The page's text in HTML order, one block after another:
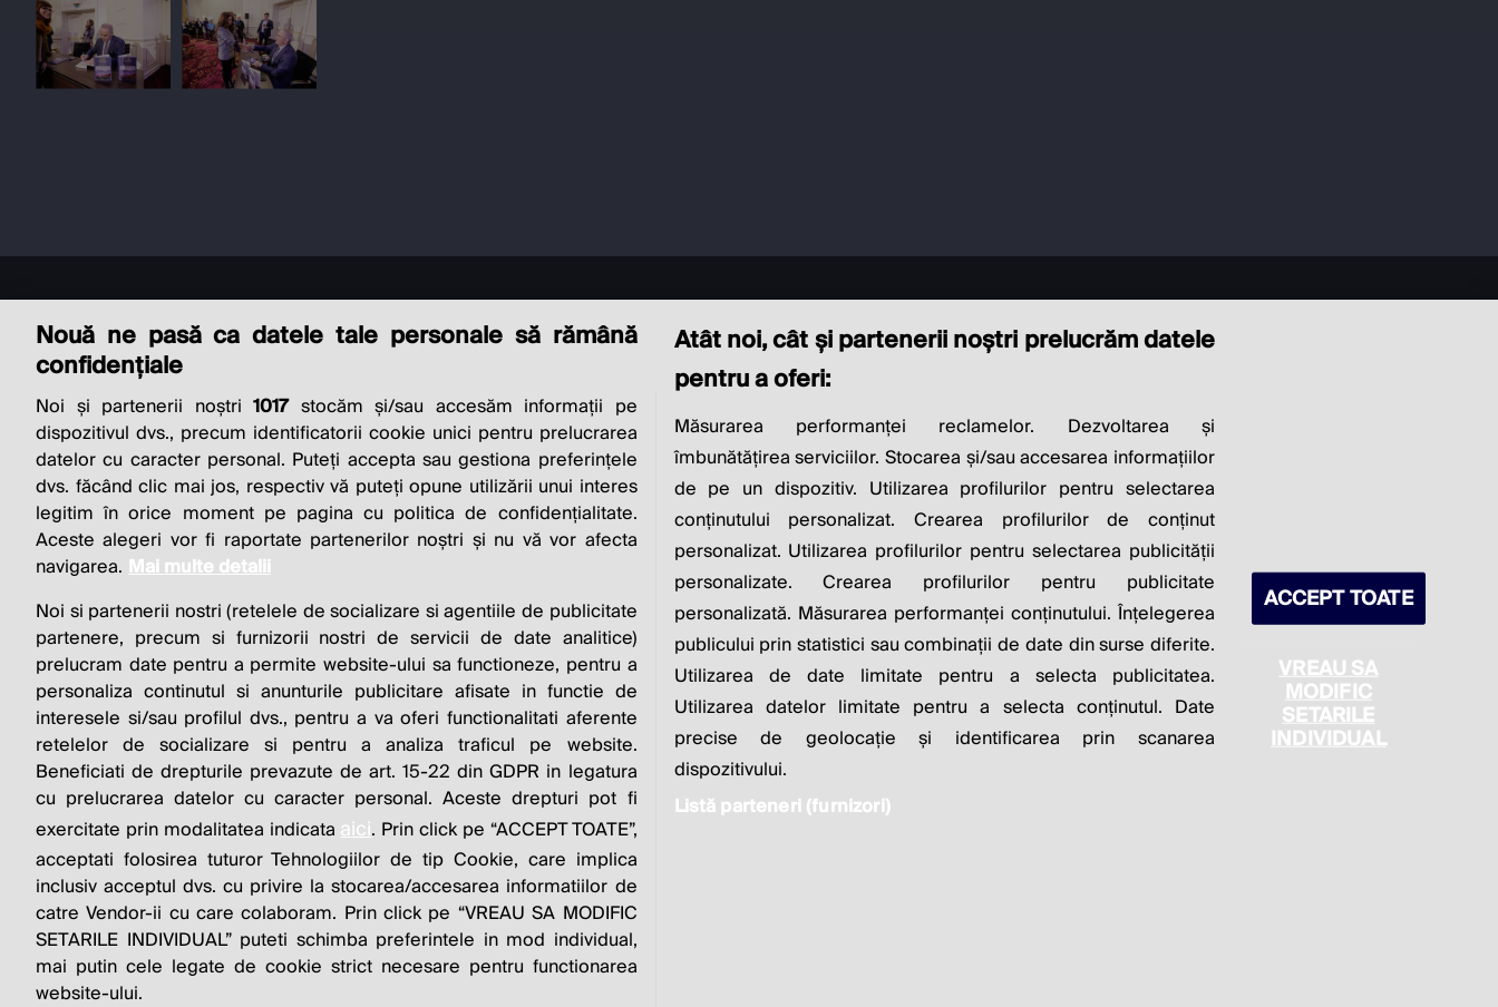
THE SOCIAL RESPONSIBILITY OF
BUSINESS IS TO INCREASE ITS PROFITS.
Milton Friedman
© 2026 Profit.ro. Toate drepturile rezervate. Dezvoltat de
1616.ro
Contact Publicitate
Despre
noi
Politica de cookie Politica de confidențialitate
Nouă ne pasă ca datele tale personale să rămână
confidențiale
Noi și partenerii noștri1017stocăm și/sau accesăm informații pe
dispozitivul dvs., precum identificatorii cookie unici pentru prelucrarea
datelor cu caracter personal. Puteți accepta sau gestiona preferințele
dvs. făcând clic mai jos, respectiv vă puteți opune utilizării unui interes
legitim în orice moment pe pagina cu politica de confidențialitate.
Aceste alegeri vor fi raportate partenerilor noștri și nu vă vor afecta
navigarea. Mai multe detalii
Noi si partenerii nostri (retelele de socializare si agentiile de publicitate
partenere, precum si furnizorii nostri de servicii de date analitice)
prelucram date pentru a permite website-ului sa functioneze, pentru a
personaliza continutul si anunturile publicitare afisate in functie de
interesele si/sau profilul dvs., pentru a va oferi functionalitati aferente
retelelor de socializare si pentru a analiza traficul pe website.
Beneficiati de drepturile prevazute de art. 15-22 din GDPR in legatura
cu prelucrarea datelor cu caracter personal. Aceste drepturi pot fi
exercitate prin modalitatea indicata aici. Prin click pe “ACCEPT TOATE”,
acceptati folosirea tuturor Tehnologiilor de tip Cookie, care implica
inclusiv acceptul dvs. cu privire la stocarea/accesarea informatiilor de
catre Vendor-ii cu care colaboram. Prin click pe “VREAU SA MODIFIC
SETARILE INDIVIDUAL” puteti schimba preferintele in mod individual,
mai putin cele legate de cookie strict necesare pentru functionarea
website-ului.
Atât noi, cât și partenerii noștri prelucrăm datele
pentru a oferi:
Măsurarea performanței reclamelor. Dezvoltarea și
îmbunătățirea serviciilor. Stocarea și/sau accesarea informațiilor
de pe un dispozitiv. Utilizarea profilurilor pentru selectarea
conținutului personalizat. Crearea profilurilor de conținut
personalizat. Utilizarea profilurilor pentru selectarea publicității
personalizate. Crearea profilurilor pentru publicitate
personalizată. Măsurarea performanței conținutului. Înțelegerea
publicului prin statistici sau combinații de date din surse diferite.
Utilizarea de date limitate pentru a selecta publicitatea.
Utilizarea datelor limitate pentru a selecta conținutul. Date
precise de geolocație și identificarea prin scanarea
dispozitivului.
Listă parteneri (furnizori)
ACCEPT TOATE
VREAU SA
MODIFIC
SETARILE
INDIVIDUAL